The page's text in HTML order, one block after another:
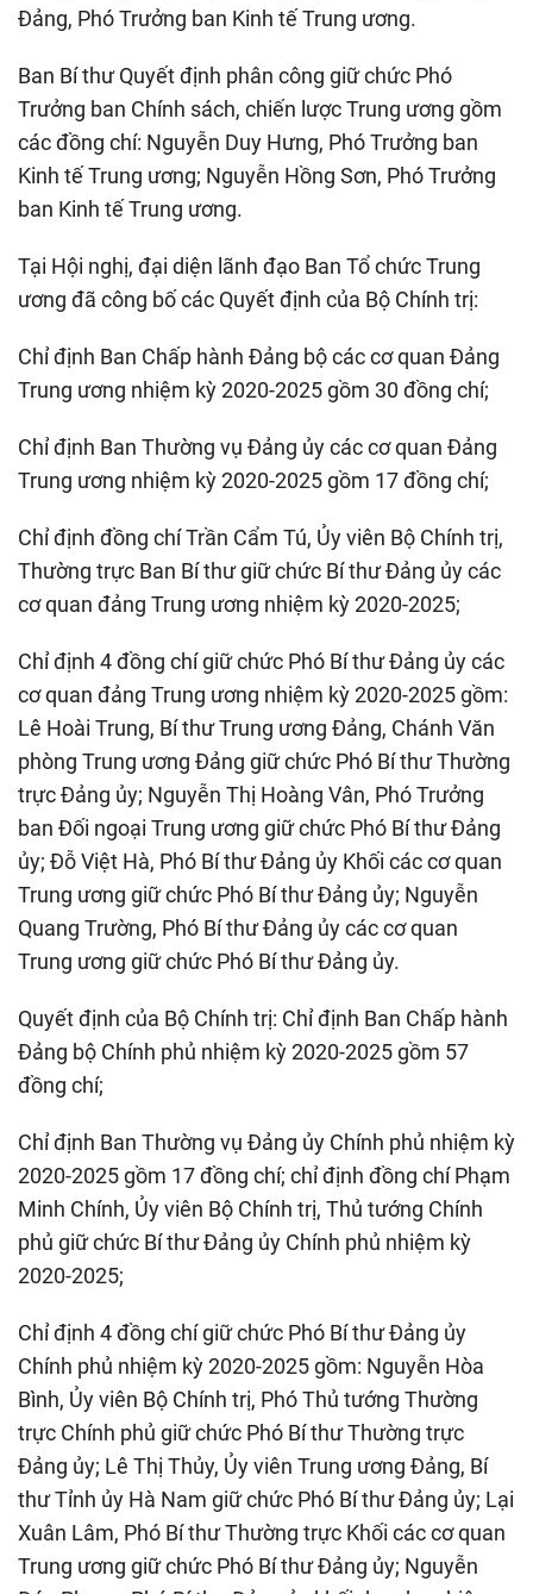
Đảng, Phó Trưởng ban Kinh tế Trung ương.
Ban Bí thư Quyết định phân công giữ chức Phó
Trưởng ban Chính sách, chiến lược Trung ương gồm
các đồng chí: Nguyễn Duy Hưng, Phó Trưởng ban
Kinh tế Trung ương; Nguyễn Hồng Sơn, Phó Trưởng
ban Kinh tế Trung ương.
Tại Hội nghị, đại diện lãnh đạo Ban Tổ chức Trung
ương đã công bố các Quyết định của Bộ Chính trị:
Chỉ định Ban Chấp hành Đảng bộ các cơ quan Đảng
Trung ương nhiệm kỳ 2020-2025 gồm 30 đồng chí;
Chỉ định Ban Thường vụ Đảng ủy các cơ quan Đảng
Trung ương nhiệm kỳ 2020-2025 gồm 17 đồng chí;
Chỉ định đồng chí Trần Cẩm Tú, Ủy viên Bộ Chính trị,
Thường trực Ban Bí thư giữ chức Bí thư Đảng ủy các
cơ quan đảng Trung ương nhiệm kỳ 2020-2025;
Chỉ định 4 đồng chí giữ chức Phó Bí thư Đảng ủy các
cơ quan đảng Trung ương nhiệm kỳ 2020-2025 gồm:
Lê Hoài Trung, Bí thư Trung ương Đảng, Chánh Văn
phòng Trung ương Đảng giữ chức Phó Bí thư Thường
trực Đảng ủy; Nguyễn Thị Hoàng Vân, Phó Trưởng
ban Đối ngoại Trung ương giữ chức Phó Bí thư Đảng
ủy; Đỗ Việt Hà, Phó Bí thư Đảng ủy Khối các cơ quan
Trung ương giữ chức Phó Bí thư Đảng ủy; Nguyễn
Quang Trường, Phó Bí thư Đảng ủy các cơ quan
Trung ương giữ chức Phó Bí thư Đảng ủy.
Quyết định của Bộ Chính trị: Chỉ định Ban Chấp hành
Đảng bộ Chính phủ nhiệm kỳ 2020-2025 gồm 57
đồng chí;
Chỉ định Ban Thường vụ Đảng ủy Chính phủ nhiệm kỳ
2020-2025 gồm 17 đồng chí; chỉ định đồng chí Phạm
Minh Chính, Ủy viên Bộ Chính trị, Thủ tướng Chính
phủ giữ chức Bí thư Đảng ủy Chính phủ nhiệm kỳ
2020-2025;
Chỉ định 4 đồng chí giữ chức Phó Bí thư Đảng ủy
Chính phủ nhiệm kỳ 2020-2025 gồm: Nguyễn Hòa
Bình, Ủy viên Bộ Chính trị, Phó Thủ tướng Thường
trực Chính phủ giữ chức Phó Bí thư Thường trực
Đảng ủy; Lê Thị Thủy, Ủy viên Trung ương Đảng, Bí
thư Tỉnh ủy Hà Nam giữ chức Phó Bí thư Đảng ủy; Lại
Xuân Lâm, Phó Bí thư Thường trực Khối các cơ quan
Trung ương giữ chức Phó Bí thư Đảng ủy; Nguyễn